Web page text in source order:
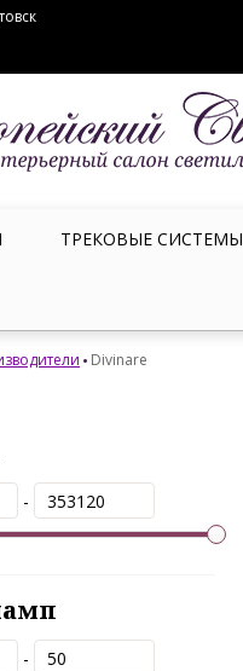
ТРЕКОВЫЕ СИСТЕМЫ
Divinare
-
-